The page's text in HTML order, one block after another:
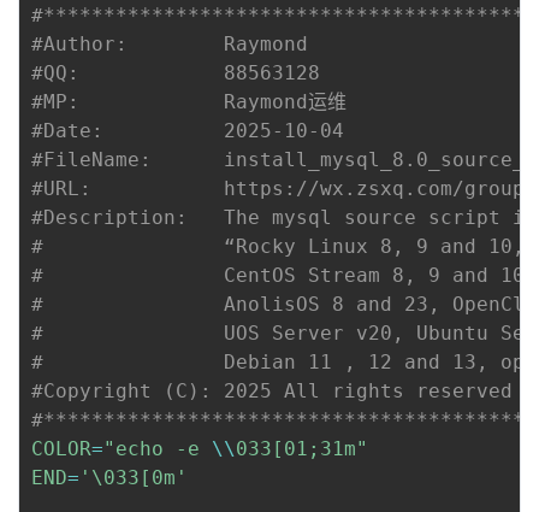
#Author:        Raymond
#QQ:            88563128
#MP:            Raymond运维
#Date:          2025-10-04
#FileName:
#URL:           https://wx.zsxq.com/group/
#Description:   The mysql source script
#               “Rocky Linux 8, 9 and 10,
#               CentOS Stream 8, 9 and 10,
#               AnolisOS 8 and 23,
#               UOS Server v20, Ubuntu
#               Debian 11 , 12 and 13,
#Copyright (C): 2025 All rights reserved
COLOR="echo -e \\033[01;31m"
END= '\033[0m'